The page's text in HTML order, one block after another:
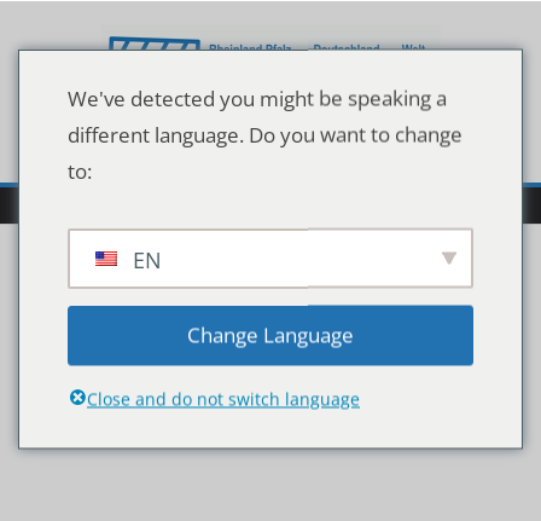
Inhalt
128332927
We've detected you might be speaking a
different language. Do you want to change
to:
EN
Change Language
Close and do not switch language